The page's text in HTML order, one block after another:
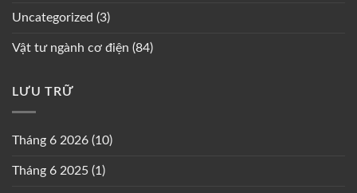
Uncategorized (3)
Vật tư ngành cơ điện (84)
LƯU TRỮ
Tháng 6 2026 (10)
Tháng 6 2025 (1)